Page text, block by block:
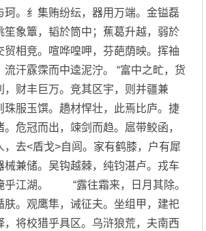
珂。纟集贿纷纭，器用万端。金镒磊
笙象簟，韬於筒中；蕉葛升越，弱於
贸相竞。喧哗喤呷，芬葩荫映。挥袖
流汗霡霂而中逵泥泞。 “富中之甿，货
，财丰巨万。竞其区宇，则并疆兼
珠服玉馔。趫材悍壮，此焉比庐。捷
危冠而出，竦剑而趋。扈带鲛函，
，去<盾戈>自闾。家有鹤膝，户有犀
械兼储。吴钩越棘，纯钧湛卢。戎车
乎江湖。 “露往霜来，日月其除。
肤。观鹰隼，诫征夫。坐组甲，建祀
，将校猎乎具区。乌浒狼荒，夫南西